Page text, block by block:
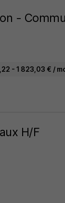
-
- 1 823,03 € /
H/F